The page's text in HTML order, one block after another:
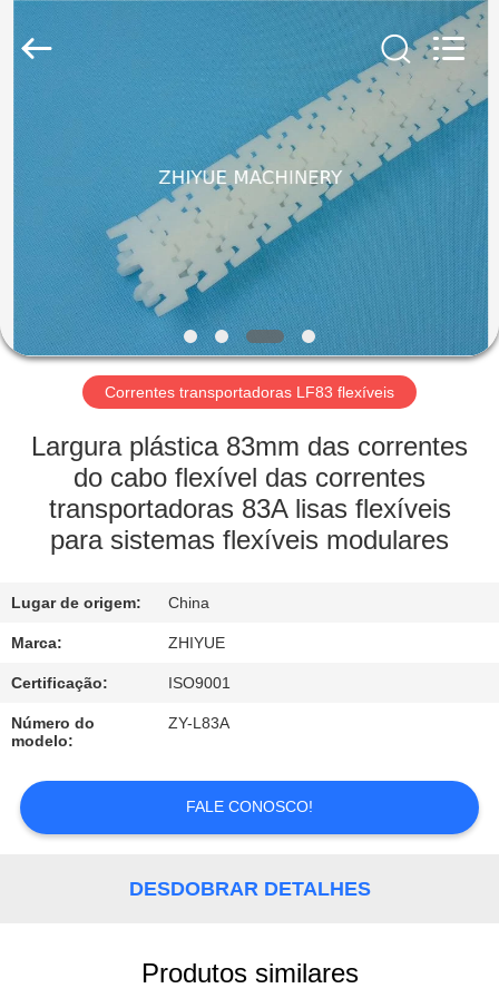
PARA
CASA
PRODUTOS
SOBRE
NÓS
VISITA
FÁBRICA
CONTROLE
QUALIDADE
CONTACTE-
NOS
NOTÍCIAS
Machinery
Co.,Ltd.
Rights
Reserved.
ECER
Correntes transportadoras LF83 flexíveis
Largura plástica 83mm das correntes
do cabo flexível das correntes
transportadoras 83A lisas flexíveis
para sistemas flexíveis modulares
Lugar de origem: China
Marca: ZHIYUE
Certificação: ISO9001
Número do
modelo:
ZY-L83A
FALE CONOSCO!
DESDOBRAR DETALHES
Produtos similares